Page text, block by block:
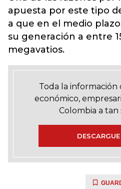
apuesta por este tipo
a que en el medio
su generación a entre
megavatios.
Toda la
económico,
Colombia a